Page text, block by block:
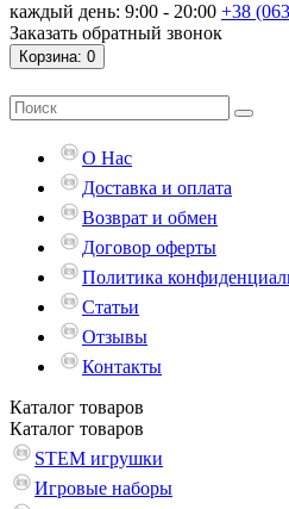
каждый день: 9:00 - 20:00 +38
Заказать обратный звонок
Корзина: 0
О Нас
Доставка и оплата
Возврат и обмен
Договор оферты
Политика
Статьи
Отзывы
Контакты
Каталог товаров
Каталог товаров
STEM игрушки
Игровые наборы